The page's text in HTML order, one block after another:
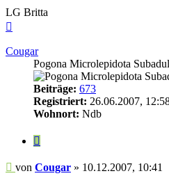
LG Britta
Cougar
Pogona Microlepidota
Beiträge: 673
Registriert: 26.06.2007,
Wohnort: Ndb
Zitieren
Beitrag
von Cougar » 10.12.2007, 10:41